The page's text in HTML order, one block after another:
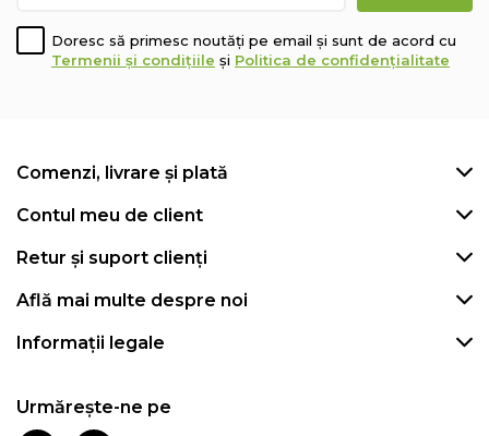
Doresc să primesc noutăți pe email și sunt de acord cu
Termenii și condițiile și Politica de confidențialitate
Comenzi, livrare și plată
Contul meu de client
Retur și suport clienți
Află mai multe despre noi
Informații legale
Urmărește-ne pe